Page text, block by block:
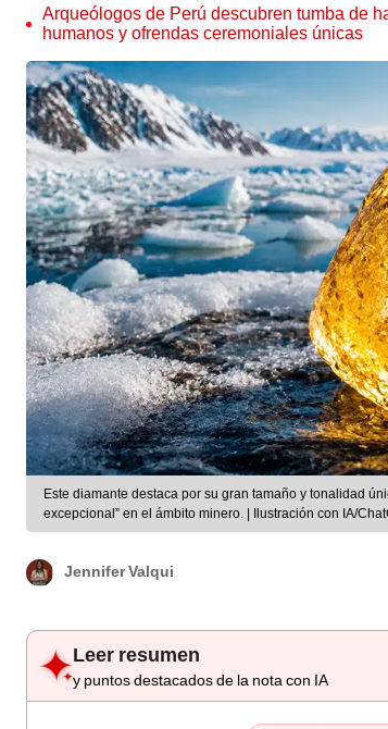
Arqueólogos de Perú descubren tumba de
humanos y ofrendas ceremoniales únicas
Este diamante destaca por su gran tamaño y tonalidad
excepcional” en el ámbito minero. | Ilustración con IA/
Jennifer Valqui
Leer resumen
y puntos destacados de la nota con IA